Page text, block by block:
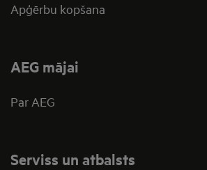
Apģērbu kopšana
AEG mājai
Par AEG
Serviss un atbalsts